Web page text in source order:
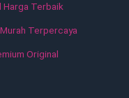
Harga Terbaik
Terpercaya
Original